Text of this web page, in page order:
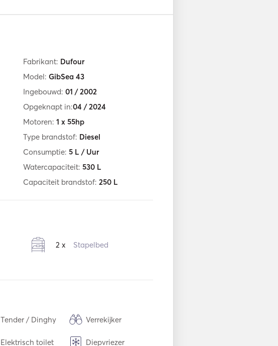
Fabrikant: Dufour
Model: GibSea 43
Ingebouwd: 01 / 2002
Opgeknapt in:04 / 2024
Motoren: 1 x 55hp
Type brandstof: Diesel
Consumptie: 5 L / Uur
Watercapaciteit: 530 L
Capaciteit brandstof: 250 L
2 x Stapelbed
Tender / Dinghy Verrekijker
Elektrisch toilet Diepvriezer